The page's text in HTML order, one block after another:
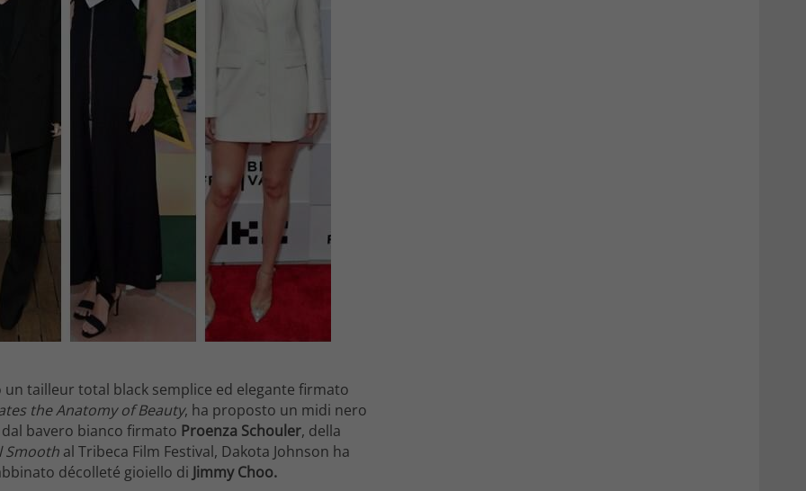
un tailleur total black semplice ed elegante firmato
the Anatomy of Beauty, ha proposto un midi nero
bavero bianco firmato Proenza Schouler, della
Smooth al Tribeca Film Festival, Dakota Johnson ha
décolleté gioiello di Jimmy Choo.